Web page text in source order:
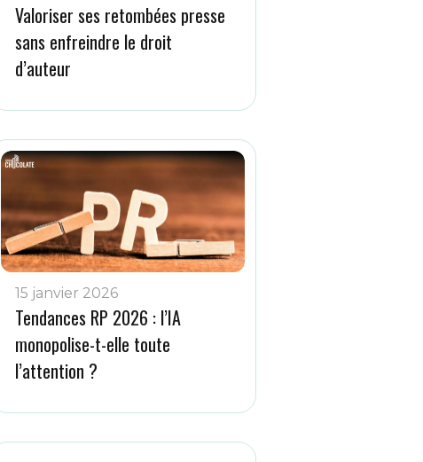
Valoriser ses retombées presse
sans enfreindre le droit
d’auteur
15 janvier 2026
Tendances RP 2026 : l’IA
monopolise-t-elle toute
l’attention ?